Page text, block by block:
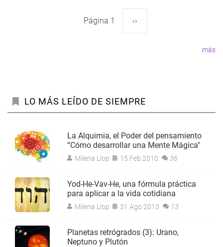
Página 1 Siguiente
››
más
LO MÁS LEÍDO DE SIEMPRE
La Alquimia, el Poder del pensamiento
“Cómo desarrollar una Mente Mágica"
Milena Llop 15 Feb 2010 36
Yod-He-Vav-He, una fórmula práctica
para aplicar a la vida cotidiana
Milena Llop 31 Ago 2013 13
Planetas retrógrados (3): Urano,
Neptuno y Plutón